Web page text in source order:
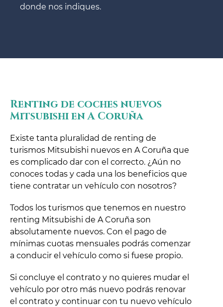
donde nos indiques.
Renting de coches nuevos
Mitsubishi en A Coruña
Existe tanta pluralidad de renting de
turismos Mitsubishi nuevos en A Coruña que
es complicado dar con el correcto. ¿Aún no
conoces todas y cada una los beneficios que
tiene contratar un vehículo con nosotros?
Todos los turismos que tenemos en nuestro
renting Mitsubishi de A Coruña son
absolutamente nuevos. Con el pago de
mínimas cuotas mensuales podrás comenzar
a conducir el vehículo como si fuese propio.
Si concluye el contrato y no quieres mudar el
vehículo por otro más nuevo podrás renovar
el contrato y continuar con tu nuevo vehículo